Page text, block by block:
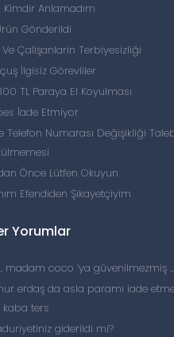
Anlamadım
Gönderildi
Çalişanlarin Terbiyesizliği
İlgisiz Görevliler
TL Paraya El Koyulması
İade Etmiyor
Telefon Numarası Değişikliği
Önce Lütfen Okuyun
Efendiden Şikayetçiyim
Yorumlar
madam coco ‘ya güvenilmezmiş
erdaş da asla paramı iade
kaba ters
giderildi mi?